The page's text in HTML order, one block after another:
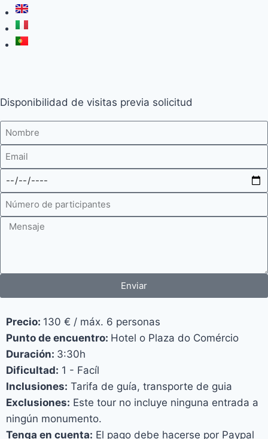
Disponibilidad de visitas previa solicitud
Enviar
Precio: 130 € / máx. 6 personas
Punto de encuentro: Hotel o Plaza do Comércio
Duración: 3:30h
Dificultad: 1 - Facíl
Inclusiones: Tarifa de guía, transporte de guia
Exclusiones: Este tour no incluye ninguna entrada a
ningún monumento.
Tenga en cuenta: El pago debe hacerse por Paypal